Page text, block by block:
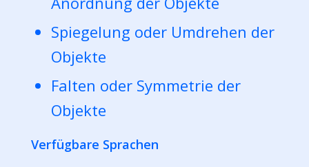
Spiegelung oder Umdrehen der
Objekte
Falten oder Symmetrie der
Objekte
Verfügbare Sprachen